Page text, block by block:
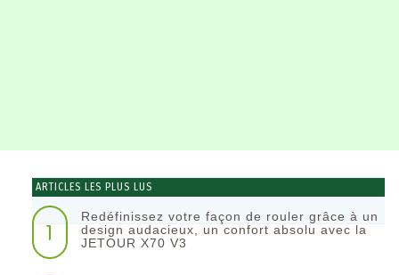
ARTICLES LES PLUS LUS
1
Redéfinissez votre façon de rouler grâce à un
design audacieux, un confort absolu avec la
JETOUR X70 V3